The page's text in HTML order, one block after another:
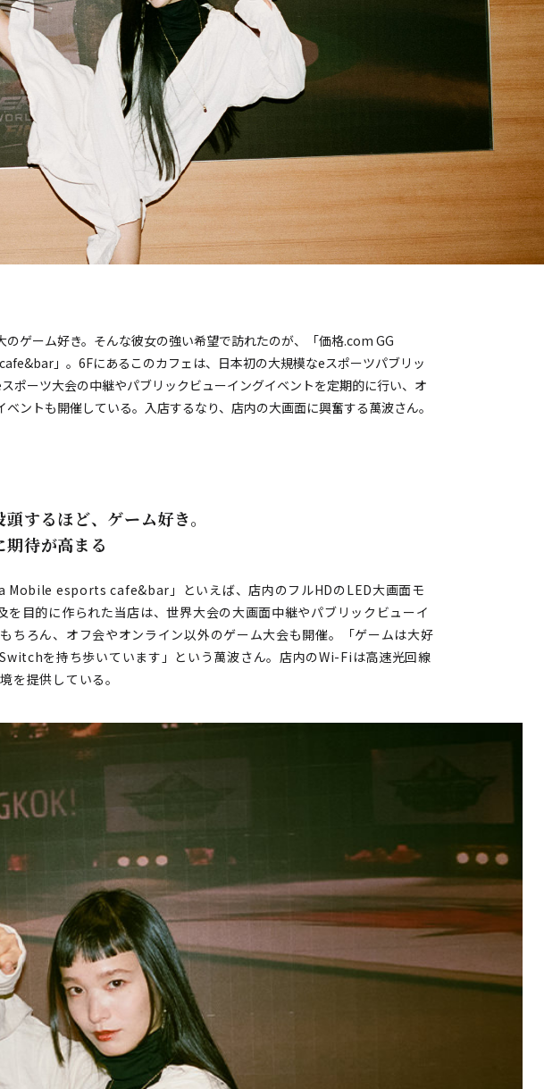
のゲーム好き。そんな彼女の強い希望で訪れたのが、「価格.com GG
」。6Fにあるこのカフェは、日本初の大規模なeスポーツパブリッ
ポーツ大会の中継やパブリックビューイングイベントを定期的に行い、オ
ントも開催している。入店するなり、店内の大画面に興奮する萬波さん。
するほど、ゲーム好き。
期待が高まる
Mobile esports cafe&bar」といえば、店内のフルHDのLED大画面モ
を目的に作られた当店は、世界大会の大画面中継やパブリックビューイ
ちろん、オフ会やオンライン以外のゲーム大会も開催。「ゲームは大好
を持ち歩いています」という萬波さん。店内のWi-Fiは高速光回線
を提供している。